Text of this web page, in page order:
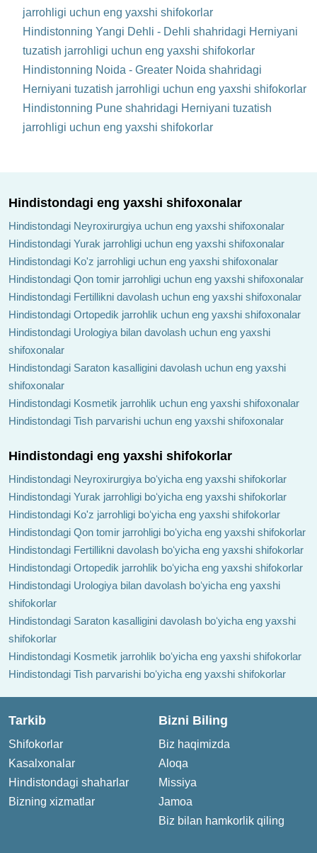
jarrohligi uchun eng yaxshi shifokorlar
Hindistonning Yangi Dehli - Dehli shahridagi Herniyani
tuzatish jarrohligi uchun eng yaxshi shifokorlar
Hindistonning Noida - Greater Noida shahridagi
Herniyani tuzatish jarrohligi uchun eng yaxshi shifokorlar
Hindistonning Pune shahridagi Herniyani tuzatish
jarrohligi uchun eng yaxshi shifokorlar
Hindistondagi eng yaxshi shifoxonalar
Hindistondagi Neyroxirurgiya uchun eng yaxshi shifoxonalar
Hindistondagi Yurak jarrohligi uchun eng yaxshi shifoxonalar
Hindistondagi Ko'z jarrohligi uchun eng yaxshi shifoxonalar
Hindistondagi Qon tomir jarrohligi uchun eng yaxshi shifoxonalar
Hindistondagi Fertillikni davolash uchun eng yaxshi shifoxonalar
Hindistondagi Ortopedik jarrohlik uchun eng yaxshi shifoxonalar
Hindistondagi Urologiya bilan davolash uchun eng yaxshi
shifoxonalar
Hindistondagi Saraton kasalligini davolash uchun eng yaxshi
shifoxonalar
Hindistondagi Kosmetik jarrohlik uchun eng yaxshi shifoxonalar
Hindistondagi Tish parvarishi uchun eng yaxshi shifoxonalar
Hindistondagi eng yaxshi shifokorlar
Hindistondagi Neyroxirurgiya boʻyicha eng yaxshi shifokorlar
Hindistondagi Yurak jarrohligi boʻyicha eng yaxshi shifokorlar
Hindistondagi Ko'z jarrohligi boʻyicha eng yaxshi shifokorlar
Hindistondagi Qon tomir jarrohligi boʻyicha eng yaxshi shifokorlar
Hindistondagi Fertillikni davolash boʻyicha eng yaxshi shifokorlar
Hindistondagi Ortopedik jarrohlik boʻyicha eng yaxshi shifokorlar
Hindistondagi Urologiya bilan davolash boʻyicha eng yaxshi
shifokorlar
Hindistondagi Saraton kasalligini davolash boʻyicha eng yaxshi
shifokorlar
Hindistondagi Kosmetik jarrohlik boʻyicha eng yaxshi shifokorlar
Hindistondagi Tish parvarishi boʻyicha eng yaxshi shifokorlar
Tarkib
Shifokorlar
Kasalxonalar
Hindistondagi shaharlar
Bizning xizmatlar
Bizni Biling
Biz haqimizda
Aloqa
Missiya
Jamoa
Biz bilan hamkorlik qiling